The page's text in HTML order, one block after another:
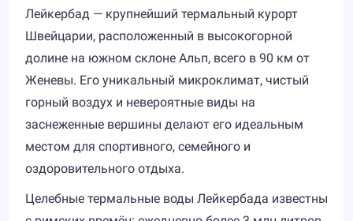
Лейкербад — крупнейший термальный курорт
Швейцарии, расположенный в высокогорной
долине на южном склоне Альп, всего в 90 км от
Женевы. Его уникальный микроклимат, чистый
горный воздух и невероятные виды на
заснеженные вершины делают его идеальным
местом для спортивного, семейного и
оздоровительного отдыха.
Целебные термальные воды Лейкербада известны